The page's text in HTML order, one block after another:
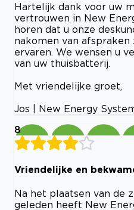
Hartelijk dank voor uw
vertrouwen in New
horen dat u onze
nakomen van
ervaren. We wensen u
van uw thuisbatterij.
Met vriendelijke groet,
Jos | New Energy
8
Vriendelijke en
Na het plaatsen van de
geleden heeft New